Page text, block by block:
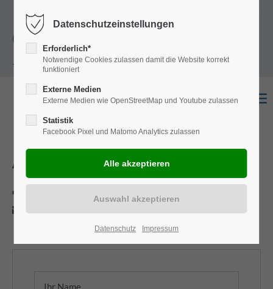
+49
(0)251 322 631
- 0
Amarok
Datenschutzeinstellungen
Erforderlich*
Notwendige Cookies zulassen damit die Website korrekt
funktioniert
Externe Medien
Externe Medien wie OpenStreetMap und Youtube zulassen
Statistik
Facebook Pixel und Matomo Analytics zulassen
Datenschutz Impressum